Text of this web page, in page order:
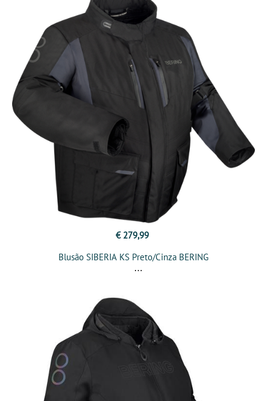
€ 279,99
Blusão SIBERIA KS Preto/Cinza BERING